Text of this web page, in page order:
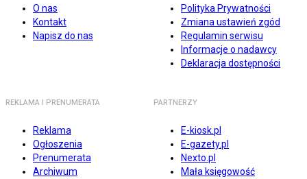
O nas
Kontakt
Napisz do nas
Polityka Prywatności
Zmiana ustawień zgód
Regulamin serwisu
Informacje o nadawcy
Deklaracja dostępności
REKLAMA I PRENUMERATA
Reklama
Ogłoszenia
Prenumerata
Archiwum
PARTNERZY
E-kiosk.pl
E-gazety.pl
Nexto.pl
Mała księgowość